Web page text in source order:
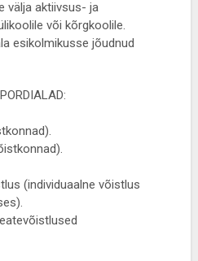
välja aktiivsus- ja
või kõrgkoolile.
esikolmikusse jõudnud
(individuaalne võistlus